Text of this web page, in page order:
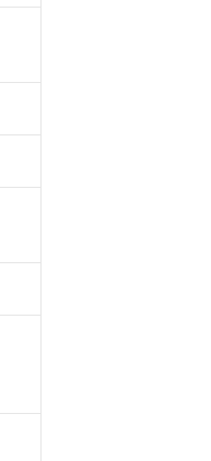
開示しないようお願いしま
メンバーズにご登録され
社および当社の共同利用者
利用することをご了承くだ
用者の範囲」に記載されて
するものではありません。
間は出荷製品に未対応品が
影響を及ぼさない年数を意
ある場合は、取り引きをい
様担当のオムロン制御